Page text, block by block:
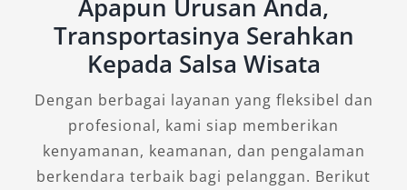
berkelas namun tetap mengutamakan
kepraktisan, Camry 2.5 V A/T adalah pilihan
yang ideal. Sedan ini menawarkan kabin luas
dengan kursi kulit ergonomis, sistem
pendingin otomatis dual zone, dan rear seat
control yang memungkinkan penumpang
belakang mengatur posisi duduk dan audio
Apapun Urusan Anda,
Transportasinya Serahkan
Kepada Salsa Wisata
Dengan berbagai layanan yang fleksibel dan
profesional, kami siap memberikan
kenyamanan, keamanan, dan pengalaman
berkendara terbaik bagi pelanggan. Berikut